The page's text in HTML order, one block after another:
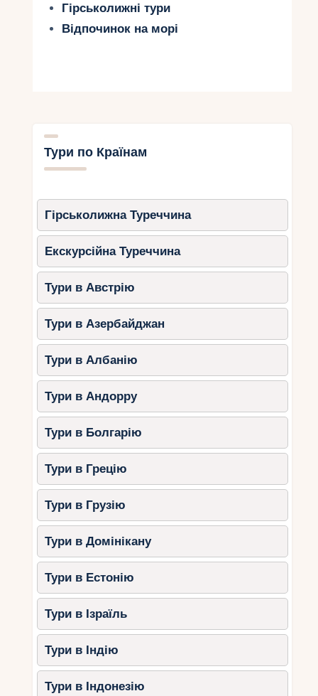
Гірськолижні тури
Відпочинок на морі
Тури по Країнам
Гірськолижна Туреччина
Екскурсійна Туреччина
Тури в Австрію
Тури в Азербайджан
Тури в Албанію
Тури в Андорру
Тури в Болгарію
Тури в Грецію
Тури в Грузію
Тури в Домінікану
Тури в Естонію
Тури в Ізраїль
Тури в Індію
Тури в Індонезію